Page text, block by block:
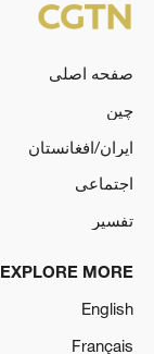
صفحه اصلی
چین
ایران/افغانستان
اجتماعی
تفسیر
EXPLORE MORE
English
Français